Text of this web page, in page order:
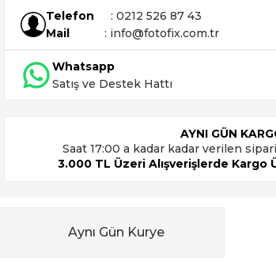
Telefon
: 0212 526 87 43
Mail
: info@fotofix.com.tr
Whatsapp
Satış ve Destek Hattı
AYNI GÜN
Saat 17:00 a kadar kadar verilen
3.000 TL Üzeri Alışverişlerde Kargo
Aynı Gün Kurye